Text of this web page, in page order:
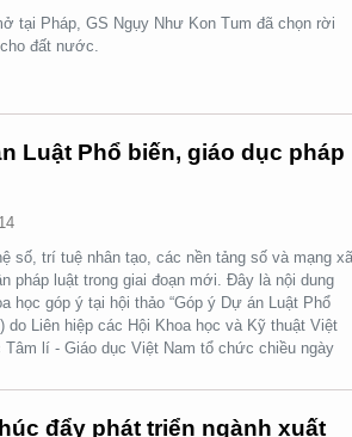
tại Pháp, GS Ngụy Như Kon Tum đã chọn rời
đất nước.
Luật Phổ biến, giáo dục pháp
số, trí tuệ nhân tạo, các nền tảng số và mạng
pháp luật trong giai đoạn mới. Đây là nội dung
học góp ý tại hội thảo “Góp ý Dự án Luật Phổ
do Liên hiệp các Hội Khoa học và Kỹ thuật Việt
lí - Giáo dục Việt Nam tổ chức chiều ngày
đẩy phát triển ngành xuất